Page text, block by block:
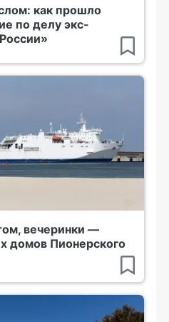
как прошло
по делу экс-
вечеринки —
домов Пионерского